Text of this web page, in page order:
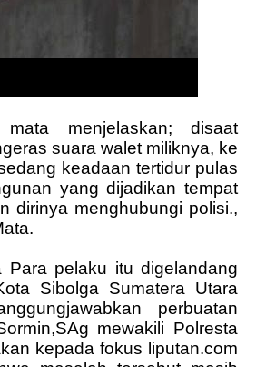
menjelaskan; disaat
suara walet miliknya, ke
keadaan tertidur pulas
yang dijadikan tempat
dirinya menghubungi polisi.,
Para pelaku itu digelandang
Sibolga Sumatera Utara
perbuatan
mewakili Polresta
kepada fokus liputan.com